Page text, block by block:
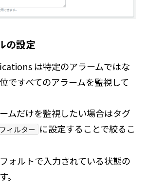
の設定
は特定のアラームではな
ですべてのアラームを監視して
ムだけを監視したい場合はタグ
ィルター に設定することで絞るこ
ォルトで入力されている状態の
。